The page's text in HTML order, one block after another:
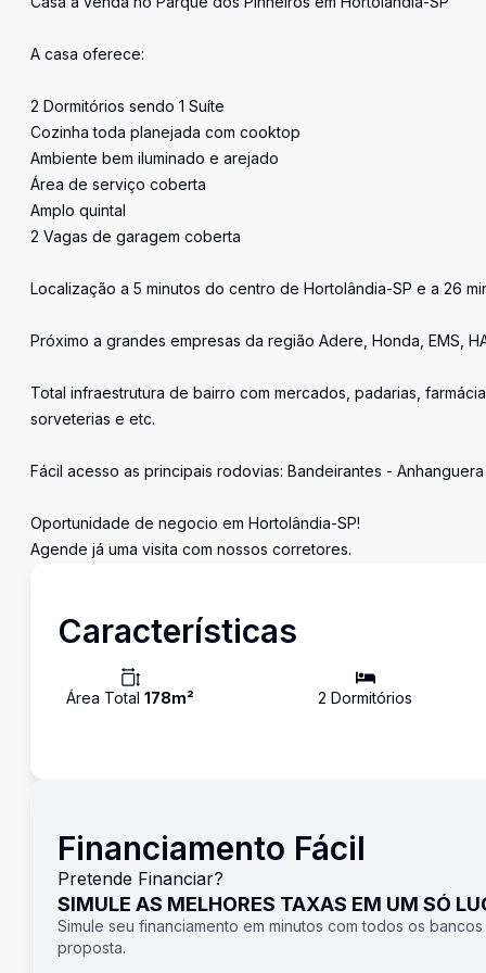
A casa oferece:
2 Dormitórios sendo 1 Suíte
Cozinha toda planejada com cooktop
Ambiente bem iluminado e arejado
Área de serviço coberta
Amplo quintal
2 Vagas de garagem coberta
Localização a 5 minutos do centro de Hortolândia-SP e a 26
Próximo a grandes empresas da região Adere, Honda, EMS,
Total infraestrutura de bairro com mercados, padarias,
sorveterias e etc.
Fácil acesso as principais rodovias: Bandeirantes - Anhanguera
Oportunidade de negocio em Hortolândia-SP!
Agende já uma visita com nossos corretores.
Características
Área Total 178m² 2 Dormitórios
Financiamento Fácil
Pretende Financiar?
SIMULE AS MELHORES TAXAS EM UM SÓ
Simule seu financiamento em minutos com todos os
proposta.